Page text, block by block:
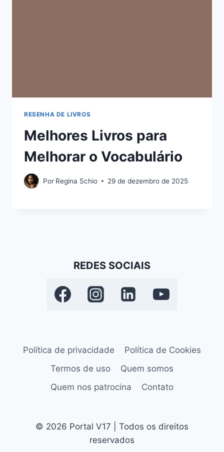
RESENHA DE LIVROS
Melhores Livros para
Melhorar o Vocabulário
Por Regina Schio 29 de dezembro de 2025
REDES SOCIAIS
Política de privacidade
Política de Cookies
Termos de uso
Quem somos
Quem nos patrocina
Contato
© 2026 Portal V17 | Todos os direitos
reservados